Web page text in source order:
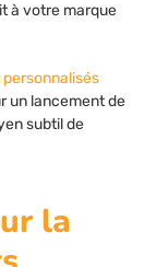
à votre marque
personnalisés
un lancement de
subtil de
la